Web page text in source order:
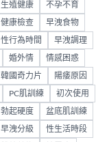
生殖健康 不孕不育
健康檢查 早洩食物
性行為時間 早洩調理
婚外情 情感困惑
韓國奇力片 陽痿原因
PC肌訓練 初次使用
勃起硬度 盆底肌訓練
早洩分級 性生活時段